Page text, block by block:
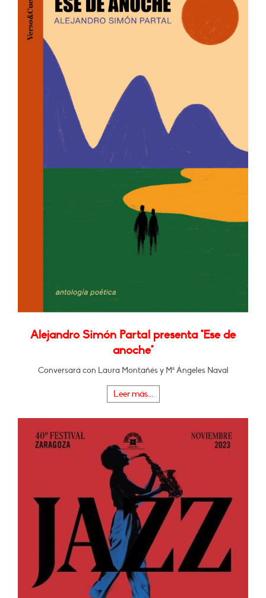
Alejandro Simón Partal presenta "Ese de
anoche"
Conversará con Laura Montañés y Mª Ángeles Naval
Leer más...